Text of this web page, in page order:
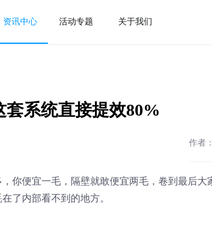
资讯中心 活动专题 关于我们
系统直接提效80%
作者
你便宜一毛，隔壁就敢便宜两毛，卷到最后大
了内部看不到的地方。